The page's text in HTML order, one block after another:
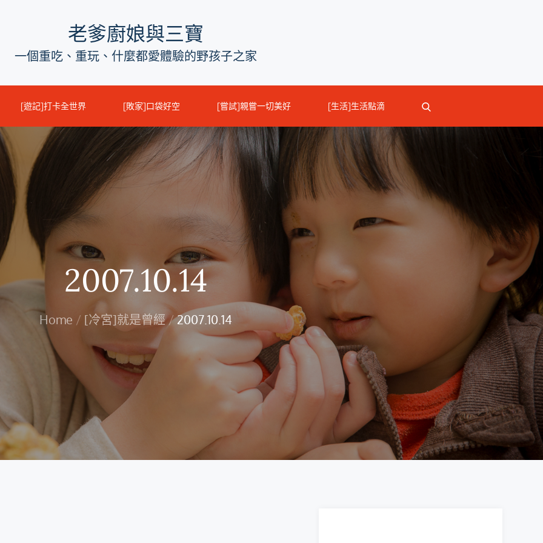
老爹廚娘與三寶
一個重吃、重玩、什麼都愛體驗的野孩子之家
[遊記]打卡全世界 [敗家]口袋好空 [嘗試]親嘗一切美好 [生活]生活點滴
2007.10.14
Home [冷宮]就是曾經 2007.10.14